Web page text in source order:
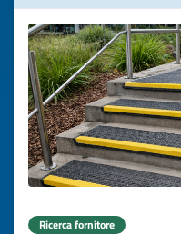
Ricerca fornitore